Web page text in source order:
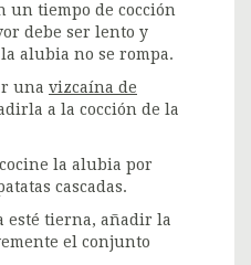
un tiempo de cocción
debe ser lento y
alubia no se rompa.
una vizcaína de
a la cocción de la
la alubia por
cascadas.
esté tierna, añadir la
el conjunto